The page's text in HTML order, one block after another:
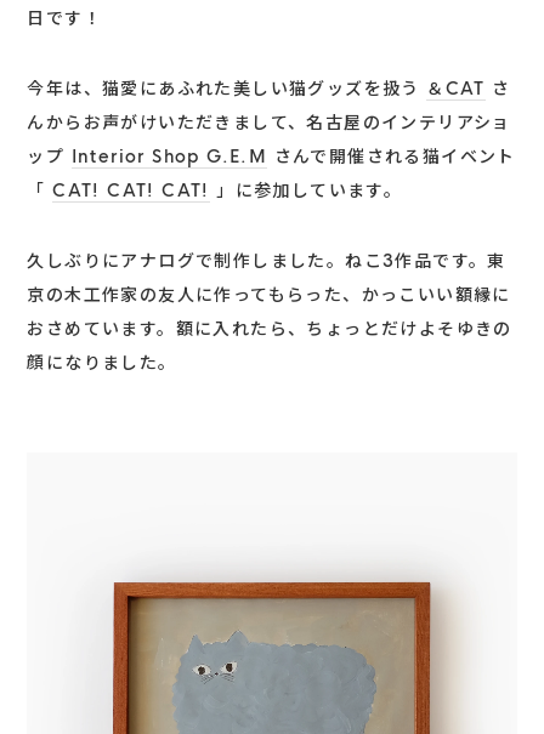
日です！
今年は、猫愛にあふれた美しい猫グッズを扱う ＆CAT さ
んからお声がけいただきまして、名古屋のインテリアショ
ップ Interior Shop G.E.M さんで開催される猫イベント
「CAT! CAT! CAT! 」に参加しています。
久しぶりにアナログで制作しました。ねこ3作品です。東
京の木工作家の友人に作ってもらった、かっこいい額縁に
おさめています。額に入れたら、ちょっとだけよそゆきの
顔になりました。